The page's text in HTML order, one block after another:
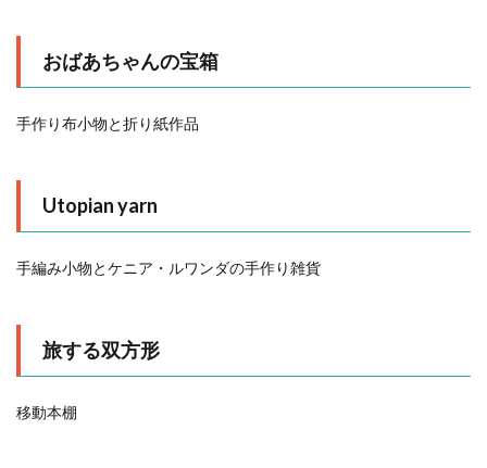
おばあちゃんの宝箱
手作り布小物と折り紙作品
Utopian yarn
手編み小物とケニア・ルワンダの手作り雑貨
旅する双方形
移動本棚